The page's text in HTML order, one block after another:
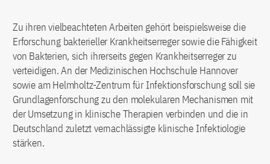
Zu ihren vielbeachteten Arbeiten gehört beispielsweise die
Erforschung bakterieller Krankheitserreger sowie die Fähigkeit
von Bakterien, sich ihrerseits gegen Krankheitserreger zu
verteidigen. An der Medizinischen Hochschule Hannover
sowie am Helmholtz-Zentrum für Infektionsforschung soll sie
Grundlagenforschung zu den molekularen Mechanismen mit
der Umsetzung in klinische Therapien verbinden und die in
Deutschland zuletzt vernachlässigte klinische Infektiologie
stärken.